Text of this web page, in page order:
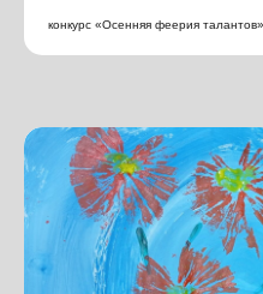
конкурс «Осенняя феерия талантов»